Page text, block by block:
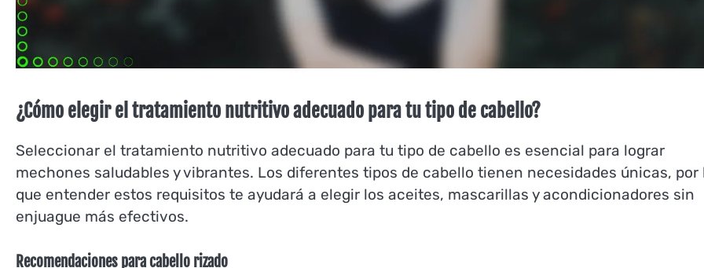
¿Cómo elegir el tratamiento nutritivo adecuado para tu tipo de cabello?
Seleccionar el tratamiento nutritivo adecuado para tu tipo de cabello es esencial para lograr
mechones saludables y vibrantes. Los diferentes tipos de cabello tienen necesidades únicas, por
que entender estos requisitos te ayudará a elegir los aceites, mascarillas y acondicionadores sin
enjuague más efectivos.
Recomendaciones para cabello rizado